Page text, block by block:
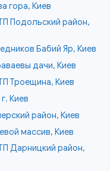
гора, Киев
Подольский район,
Бабий Яр, Киев
дачи, Киев
Троещина, Киев
Киев
район, Киев
массив, Киев
Дарницкий район,